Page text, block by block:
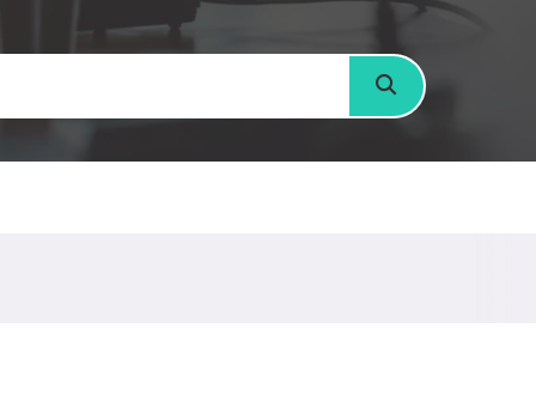
搜尋